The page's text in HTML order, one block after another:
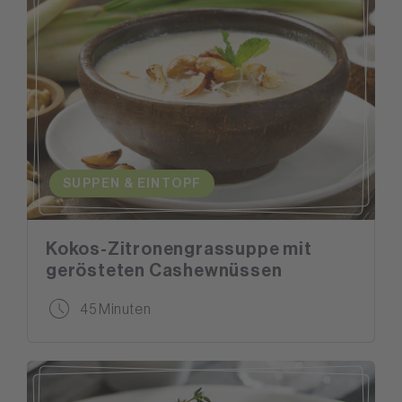
SUPPEN & EINTOPF
Kokos-Zitronengrassuppe mit
gerösteten Cashewnüssen
45 Minuten